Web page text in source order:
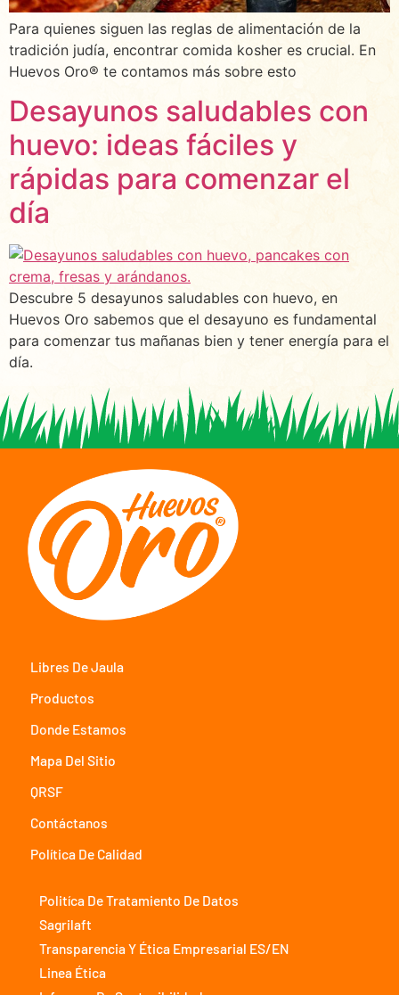
Para quienes siguen las reglas de alimentación de la
tradición judía, encontrar comida kosher es crucial. En
Huevos Oro® te contamos más sobre esto
Desayunos saludables con
huevo: ideas fáciles y
rápidas para comenzar el
día
Descubre 5 desayunos saludables con huevo, en
Huevos Oro sabemos que el desayuno es fundamental
para comenzar tus mañanas bien y tener energía para el
día.
Libres De Jaula
Productos
Donde Estamos
Mapa Del Sitio
QRSF
Contáctanos
Política De Calidad
Politíca De Tratamiento De Datos
Sagrilaft
Transparencia Y Ética Empresarial ES/EN
Linea Ética